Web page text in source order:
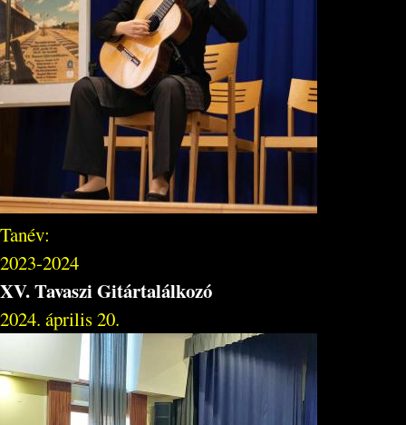
Tanév:
2023-2024
XV. Tavaszi Gitártalálkozó
2024. április 20.